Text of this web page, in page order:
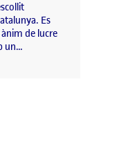
Es
de lucre
un…